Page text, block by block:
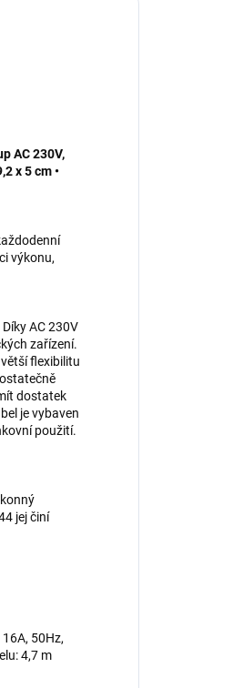
AC 230V,
x 5 cm •
výkonu,
AC 230V
zařízení.
flexibilitu
dostatek
je vybaven
použití.
jej činí
50Hz,
4,7 m